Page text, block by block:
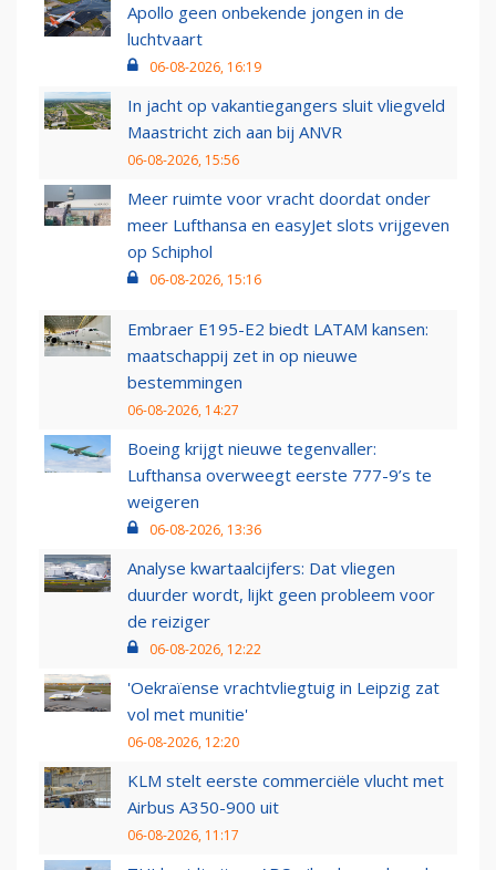
Apollo geen onbekende jongen in de
luchtvaart
06-08-2026, 16:19
In jacht op vakantiegangers sluit vliegveld
Maastricht zich aan bij ANVR
06-08-2026, 15:56
Meer ruimte voor vracht doordat onder
meer Lufthansa en easyJet slots vrijgeven
op Schiphol
06-08-2026, 15:16
Embraer E195-E2 biedt LATAM kansen:
maatschappij zet in op nieuwe
bestemmingen
06-08-2026, 14:27
Boeing krijgt nieuwe tegenvaller:
Lufthansa overweegt eerste 777-9’s te
weigeren
06-08-2026, 13:36
Analyse kwartaalcijfers: Dat vliegen
duurder wordt, lijkt geen probleem voor
de reiziger
06-08-2026, 12:22
'Oekraïense vrachtvliegtuig in Leipzig zat
vol met munitie'
06-08-2026, 12:20
KLM stelt eerste commerciële vlucht met
Airbus A350-900 uit
06-08-2026, 11:17